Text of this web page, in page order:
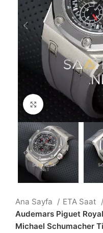
Büyütmek için
Ana Sayfa ETA Saat
Audemars Piguet
Michael Schumacher